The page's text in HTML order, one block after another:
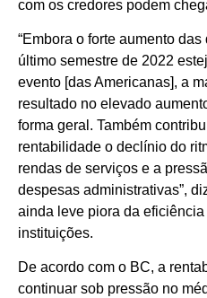
com os credores podem
“Embora o forte aumento
último semestre de 2022
evento [das Americanas], a
resultado no elevado
forma geral. Também
rentabilidade o declínio do
rendas de serviços e a
despesas administrativas”,
ainda leve piora da
instituições.
De acordo com o BC, a
continuar sob pressão no